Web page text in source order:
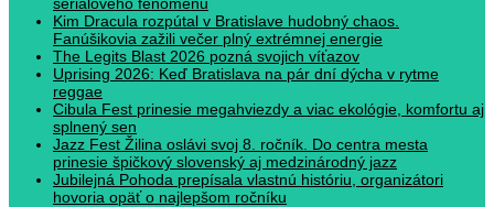
Kim Dracula rozpútal v Bratislave hudobný chaos.
Fanúšikovia zažili večer plný extrémnej energie
The Legits Blast 2026 pozná svojich víťazov
Uprising 2026: Keď Bratislava na pár dní dýcha v rytme
reggae
Cibula Fest prinesie megahviezdy a viac ekológie, komfortu aj
splnený sen
Jazz Fest Žilina oslávi svoj 8. ročník. Do centra mesta
prinesie špičkový slovenský aj medzinárodný jazz
Jubilejná Pohoda prepísala vlastnú históriu, organizátori
hovoria opäť o najlepšom ročníku